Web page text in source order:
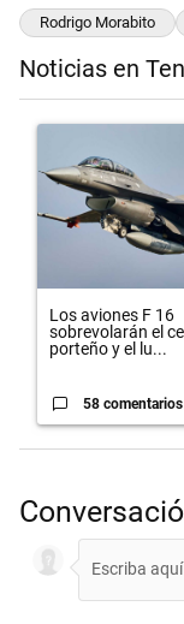
Rodrigo Morabito
Noticias en
Un artículo de
Los aviones F 16
sobrevolarán el
porteño y el lu...
58 comentarios